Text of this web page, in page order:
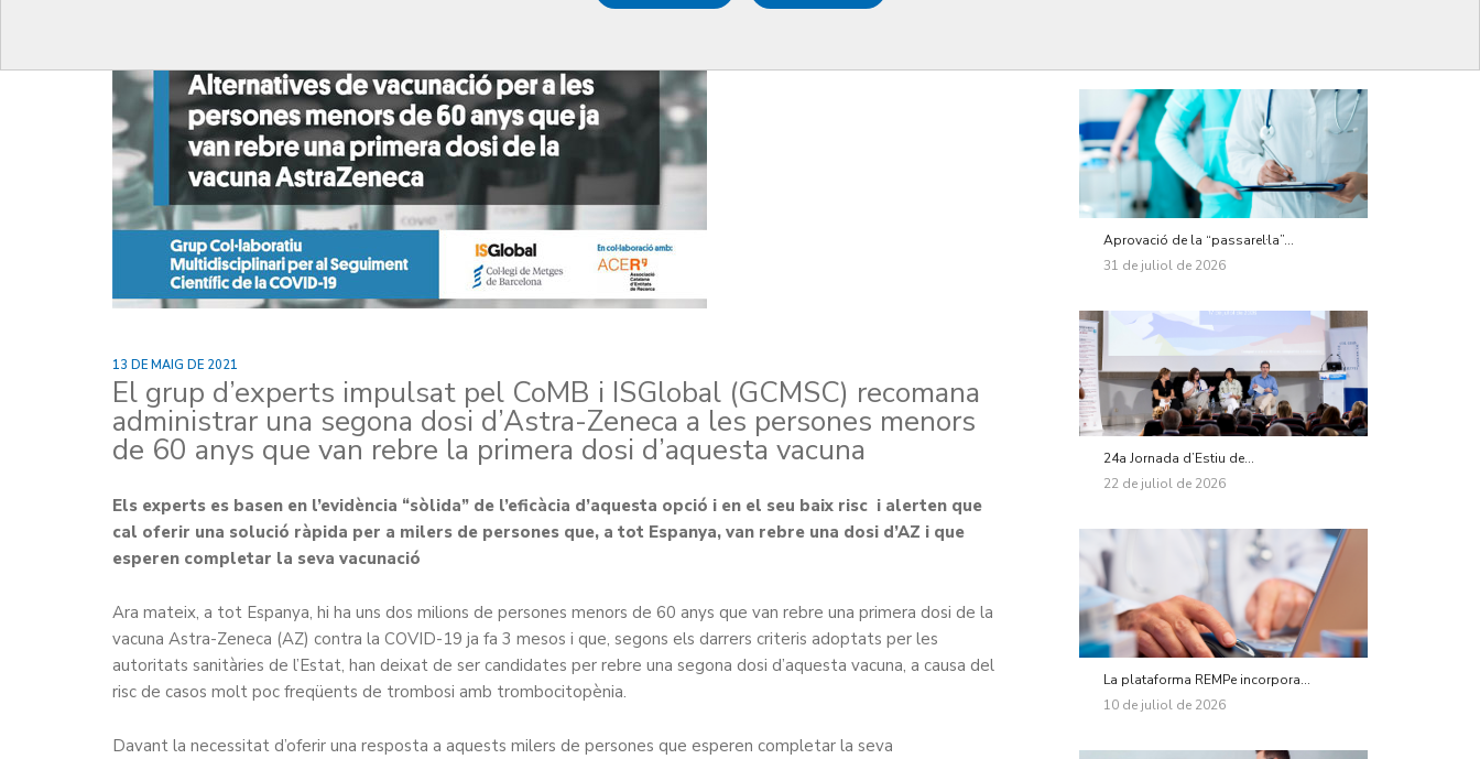
13 DE MAIG DE 2021
El grup d’experts impulsat pel CoMB i ISGlobal (GCMSC) recomana
administrar una segona dosi d’Astra-Zeneca a les persones menors
de 60 anys que van rebre la primera dosi d’aquesta vacuna
Els experts es basen en l’evidència “sòlida” de l’eficàcia d’aquesta opció i en el seu baix risc i alerten que
cal oferir una solució ràpida per a milers de persones que, a tot Espanya, van rebre una dosi d’AZ i que
esperen completar la seva vacunació
Ara mateix, a tot Espanya, hi ha uns dos milions de persones menors de 60 anys que van rebre una primera dosi de la
vacuna Astra-Zeneca (AZ) contra la COVID-19 ja fa 3 mesos i que, segons els darrers criteris adoptats per les
autoritats sanitàries de l’Estat, han deixat de ser candidates per rebre una segona dosi d’aquesta vacuna, a causa del
risc de casos molt poc freqüents de trombosi amb trombocitopènia.
Davant la necessitat d’oferir una resposta a aquests milers de persones que esperen completar la seva
Aprovació de la “passarel·la”...
31 de juliol de 2026
24a Jornada d’Estiu de...
22 de juliol de 2026
La plataforma REMPe incorpora...
10 de juliol de 2026